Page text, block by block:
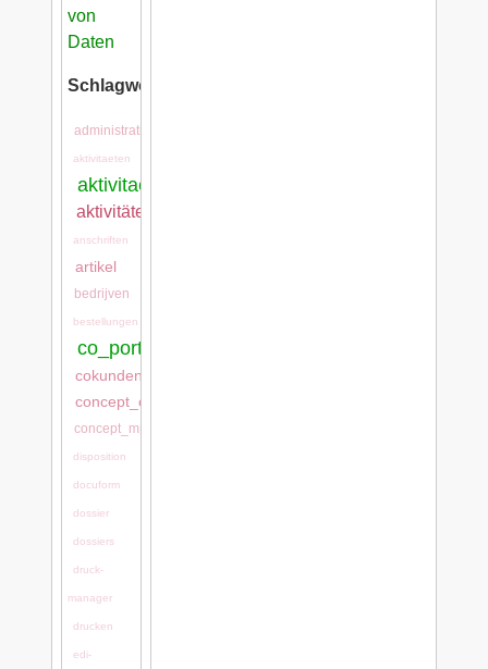
von
Daten
Schlagwörter:
administration
aktivitaeten
aktivitaeten:aktivitaeten
aktivitätenarten
anschriften
artikel
bedrijven
bestellungen
co_portal:co_portal
cokundentool,
concept_cash
concept_mps
disposition
docuform
dossier
dossiers
druck-
manager
drucken
edi-